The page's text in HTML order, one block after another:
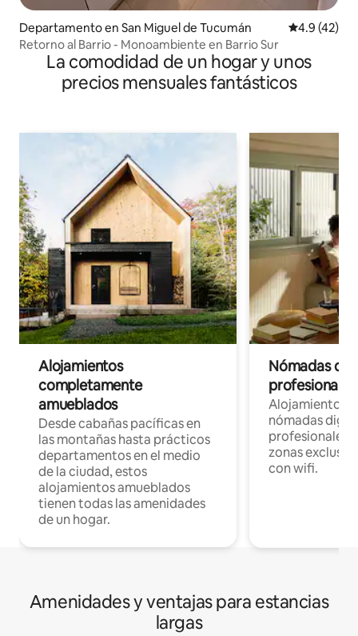
Departamento en San Miguel de Tucumán Calificación
4.9 (42)
Retorno al Barrio - Monoambiente en Barrio Sur
La comodidad de un hogar y unos
precios mensuales fantásticos
Alojamientos
completamente
amueblados
Desde cabañas pacíficas en
las montañas hasta prácticos
departamentos en el medio
de la ciudad, estos
alojamientos amueblados
tienen todas las amenidades
de un hogar.
Nómadas
Alojamientos
nómadas
profesionales
zonas
con wifi.
Amenidades y ventajas para estancias
largas